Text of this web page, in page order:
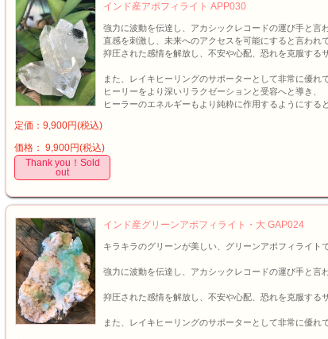
インド産アポフィライト APP030
強力に波動を伝達し、アカシックレコードの運び手と言
直感を刺激し、未来へのアクセスを可能にすると言われ
抑圧された感情を解放し、不安や心配、恐れを克服する
また、レイキヒーリングのサポーターとして非常に優れ
ヒーリーをより深いリラクゼーションと受容へと導き、
ヒーラーのエネルギーもより純粋に作用するようにする
定価：9,900円(税込)
価格： 9,900円(税込)
Thank you！Sold
out
インド産グリーンアポフィライト・大 GAP024
キラキラのグリーンが美しい、グリーンアポフィライトで
強力に波動を伝達し、アカシックレコードの運び手と言
抑圧された感情を解放し、不安や心配、恐れを克服する
また、レイキヒーリングのサポーターとして非常に優